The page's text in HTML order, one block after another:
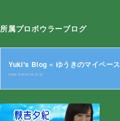
所属プロボウラーブログ
Yuki's Blog « ゆうきのマイペー
www.starlanes.co.jp